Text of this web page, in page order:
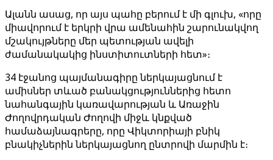
Ալանն ասաց, որ այս պահը բերում է մի գլուխ, «որը
միավորում է երկրի վրա ամենահին շարունակվող
մշակույթները մեր պետության ավելի
ժամանակակից ինստիտուտների հետ»։
34 էջանոց պայմանագիրը ներկայացնում է
ամիսներ տևած բանակցություններից հետո
նահանգային կառավարության և Առաջին
Ժողովրդական Ժողովի միջև կնքված
համաձայնագրերը, որը Վիկտորիայի բնիկ
բնակիչներին ներկայացնող ընտրովի մարմին է։